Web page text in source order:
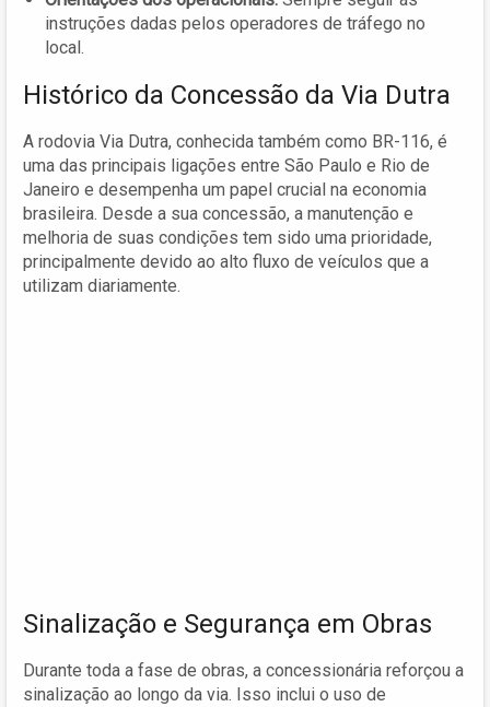
instruções dadas pelos operadores de tráfego no
local.
Histórico da Concessão da Via Dutra
A rodovia Via Dutra, conhecida também como BR-116, é
uma das principais ligações entre São Paulo e Rio de
Janeiro e desempenha um papel crucial na economia
brasileira. Desde a sua concessão, a manutenção e
melhoria de suas condições tem sido uma prioridade,
principalmente devido ao alto fluxo de veículos que a
utilizam diariamente.
Sinalização e Segurança em Obras
Durante toda a fase de obras, a concessionária reforçou a
sinalização ao longo da via. Isso inclui o uso de